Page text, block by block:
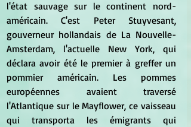
l'état sauvage sur le continent nord-
américain. C'est Peter Stuyvesant,
gouverneur hollandais de La Nouvelle-
Amsterdam, l'actuelle New York, qui
déclara avoir été le premier à greffer un
pommier américain. Les pommes
européennes avaient traversé
l'Atlantique sur le Mayflower, ce vaisseau
qui transporta les émigrants qui